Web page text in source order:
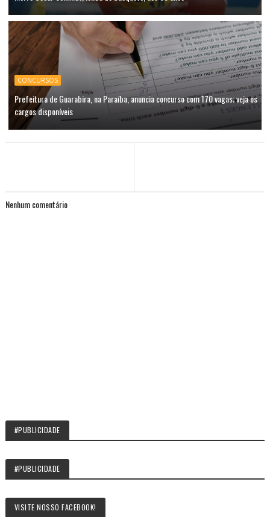
CONCURSOS
Prefeitura de Guarabira, na Paraíba, anuncia concurso com 170 vagas; veja os
cargos disponíveis
Nenhum comentário
#PUBLICIDADE
#PUBLICIDADE
VISITE NOSSO FACEBOOK!